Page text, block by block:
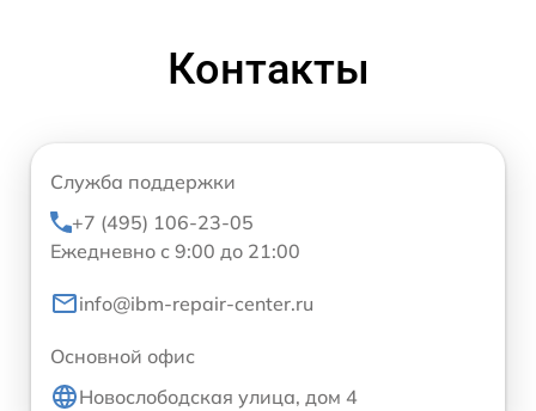
Контакты
Служба поддержки
+7 (495) 106-23-05
Ежедневно с 9:00 до 21:00
info@ibm-repair-center.ru
Основной офис
Новослободская улица, дом 4